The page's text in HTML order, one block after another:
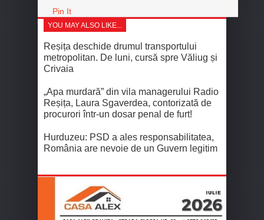
Pin It
YOU MAY ALSO LIKE...
Reșița deschide drumul transportului
metropolitan. De luni, cursă spre Văliug și
Crivaia
„Apa murdară” din vila managerului Radio
Reșița, Laura Sgaverdea, contorizată de
procurori într-un dosar penal de furt!
Hurduzeu: PSD a ales responsabilitatea,
România are nevoie de un Guvern legitim